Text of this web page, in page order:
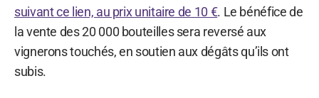
suivant ce lien, au prix unitaire de 10 €. Le bénéfice de
la vente des 20 000 bouteilles sera reversé aux
vignerons touchés, en soutien aux dégâts qu’ils ont
subis.